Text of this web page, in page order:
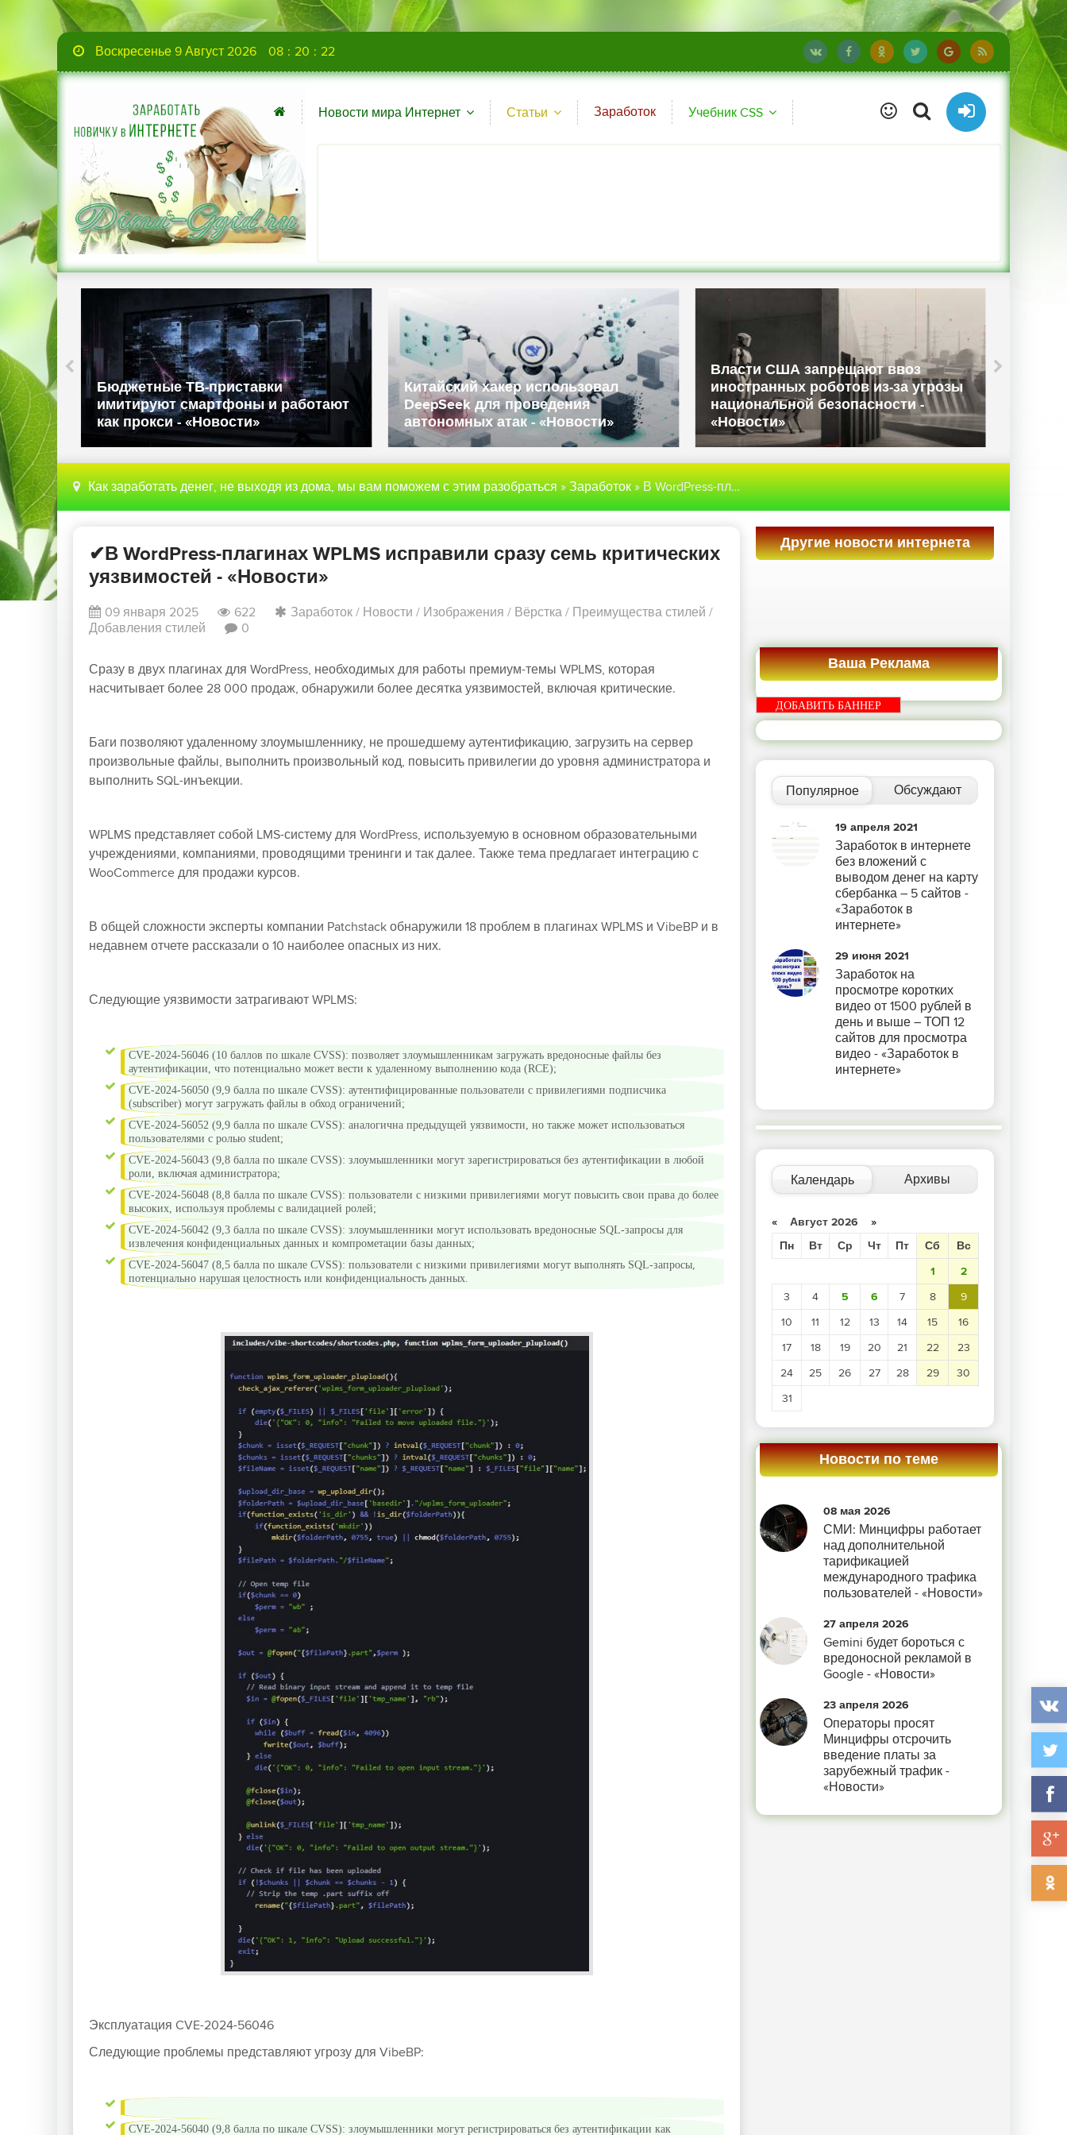
Воскресенье 9 Август 2026 08 : 20 : 23
Новости мира Интернет Статьи Заработок Учебник CSS
в
Бюджетные ТВ-приставки
имитируют смартфоны и работают
как прокси - «Новости»
Китайский хакер использовал
DeepSeek для проведения
автономных атак - «Новости»
Власти США запрещают ввоз
иностранных роботов из-за угрозы
национальной безопасности -
«Новости»
Как заработать денег, не выходя из дома, мы вам поможем с этим разобраться»Заработок» В WordPress-плагинах WPLMS исправили сразу семь критических уязвимостей - «Новости»
✔В WordPress-плагинах WPLMS исправили сразу семь критических
уязвимостей - «Новости»
09 января 2025 622 Заработок / Новости / Изображения / Вёрстка / Преимущества стилей /
Добавления стилей
0
Сразу в двух плагинах для WordPress, необходимых для работы премиум-темы WPLMS, которая
насчитывает более 28 000 продаж, обнаружили более десятка уязвимостей, включая критические.
Баги позволяют удаленному злоумышленнику, не прошедшему аутентификацию, загрузить на сервер
произвольные файлы, выполнить произвольный код, повысить привилегии до уровня администратора и
выполнить SQL-инъекции.
WPLMS представляет собой LMS-систему для WordPress, используемую в основном образовательными
учреждениями, компаниями, проводящими тренинги и так далее. Также тема предлагает интеграцию с
WooCommerce для продажи курсов.
В общей сложности эксперты компании Patchstack обнаружили 18 проблем в плагинах WPLMS и VibeBP и в
недавнем отчете рассказали о 10 наиболее опасных из них.
Следующие уязвимости затрагивают WPLMS:
CVE-2024-56046 (10 баллов по шкале CVSS): позволяет злоумышленникам загружать вредоносные файлы без
аутентификации, что потенциально может вести к удаленному выполнению кода (RCE);
CVE-2024-56050 (9,9 балла по шкале CVSS): аутентифицированные пользователи с привилегиями подписчика
(subscriber) могут загружать файлы в обход ограничений;
CVE-2024-56052 (9,9 балла по шкале CVSS): аналогична предыдущей уязвимости, но также может использоваться
пользователями с ролью student;
CVE-2024-56043 (9,8 балла по шкале CVSS): злоумышленники могут зарегистрироваться без аутентификации в любой
роли, включая администратора;
CVE-2024-56048 (8,8 балла по шкале CVSS): пользователи с низкими привилегиями могут повысить свои права до более
высоких, используя проблемы с валидацией ролей;
CVE-2024-56042 (9,3 балла по шкале CVSS): злоумышленники могут использовать вредоносные SQL-запросы для
извлечения конфиденциальных данных и компрометации базы данных;
CVE-2024-56047 (8,5 балла по шкале CVSS): пользователи с низкими привилегиями могут выполнять SQL-запросы,
потенциально нарушая целостность или конфиденциальность данных.
Эксплуатация CVE-2024-56046
Следующие проблемы представляют угрозу для VibeBP:
CVE-2024-56040 (9,8 балла по шкале CVSS): злоумышленники могут регистрироваться без аутентификации как
Другие новости интернета
Ваша Реклама
ДОБАВИТЬ БАННЕР
Популярное Обсуждают
19 апреля 2021
Заработок в интернете
без вложений с
выводом денег на карту
сбербанка – 5 сайтов -
«Заработок в
интернете»
29 июня 2021
Заработок на
просмотре коротких
видео от 1500 рублей в
день и выше – ТОП 12
сайтов для просмотра
видео - «Заработок в
интернете»
Календарь Архивы
« Август 2026 »
Пн
Вт Ср Чт Пт Сб
Вс
1
2
3
4 5 6 7 8
9
10
11 12 13 14 15
16
17
18 19 20 21 22
23
24
25 26 27 28 29
30
31
Новости по теме
08 мая 2026
СМИ: Минцифры работает
над дополнительной
тарификацией
международного трафика
пользователей - «Новости»
27 апреля 2026
Gemini будет бороться с
вредоносной рекламой в
Google - «Новости»
23 апреля 2026
Операторы просят
Минцифры отсрочить
введение платы за
зарубежный трафик -
«Новости»